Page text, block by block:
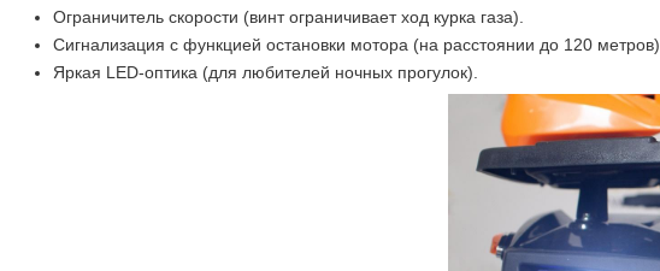
Ограничитель скорости (винт ограничивает ход курка газа).
Сигнализация с функцией остановки мотора (на расстоянии до 120 метров).
Яркая LED-оптика (для любителей ночных прогулок).